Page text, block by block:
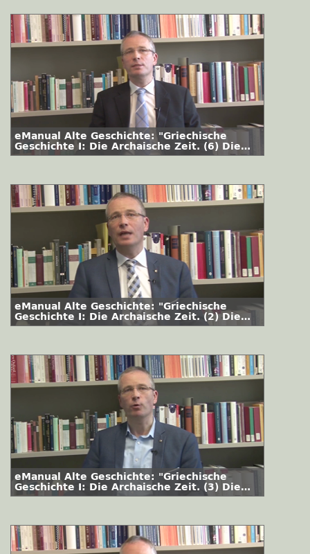
eManual Alte Geschichte: "Griechische
Geschichte I: Die Archaische Zeit. (6) Die
Dunklen Jahrhunderte"
eManual Alte Geschichte: "Griechische
Geschichte I: Die Archaische Zeit. (2) Die
Minoer"
eManual Alte Geschichte: "Griechische
Geschichte I: Die Archaische Zeit. (3) Die
Mykener"